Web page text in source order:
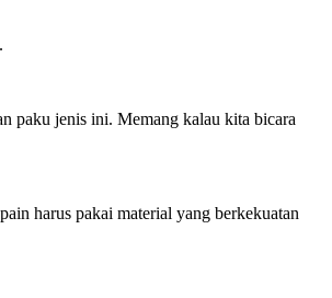
paku jenis ini. Memang kalau kita bicara
harus pakai material yang berkekuatan